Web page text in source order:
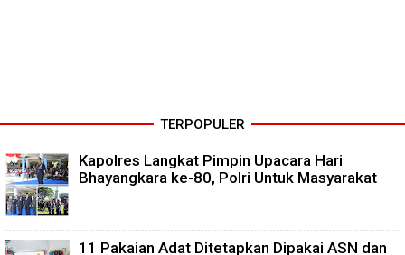
TERPOPULER
Kapolres Langkat Pimpin Upacara Hari
Bhayangkara ke-80, Polri Untuk Masyarakat
11 Pakaian Adat Ditetapkan Dipakai ASN dan